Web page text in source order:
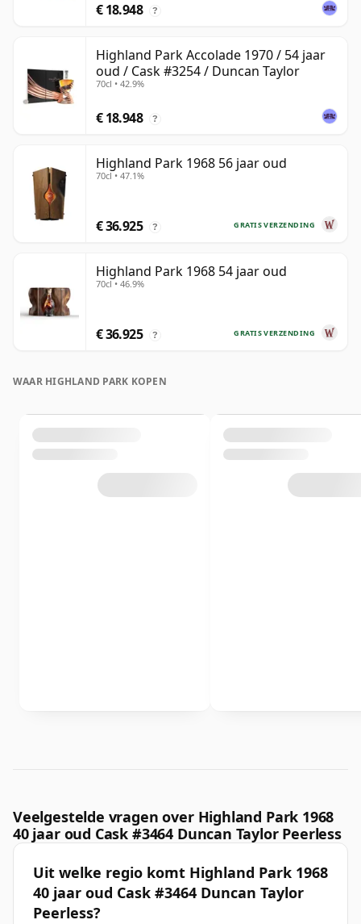
€ 18.948 ?
Highland Park Accolade 1970 / 54 jaar
oud / Cask #3254 / Duncan Taylor
70cl • 42.9%
€ 18.948 ?
Highland Park 1968 56 jaar oud
70cl • 47.1%
GRATIS VERZENDING
€ 36.925 ?
Highland Park 1968 54 jaar oud
70cl • 46.9%
GRATIS VERZENDING
€ 36.925 ?
WAAR HIGHLAND PARK KOPEN
Veelgestelde vragen over Highland Park 1968
40 jaar oud Cask #3464 Duncan Taylor Peerless
Uit welke regio komt Highland Park 1968
40 jaar oud Cask #3464 Duncan Taylor
Peerless?